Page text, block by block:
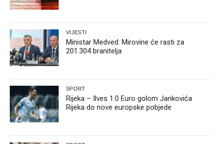
VIJESTI
Ministar Medved: Mirovine će rasti za
201.304 branitelja
SPORT
Rijeka – Ilves 1:0 Euro golom Jankovića
Rijeka do nove europske pobjede